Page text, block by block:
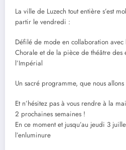
La ville de Luzech tout entière s’est
partir le vendredi :
Défilé de mode en collaboration avec
Chorale et de la pièce de théâtre des
l’Impérial
Un sacré programme, que nous
Et n’hésitez pas à vous rendre à la
2 prochaines semaines !
En ce moment et jusqu’au jeudi 3
l’enluminure